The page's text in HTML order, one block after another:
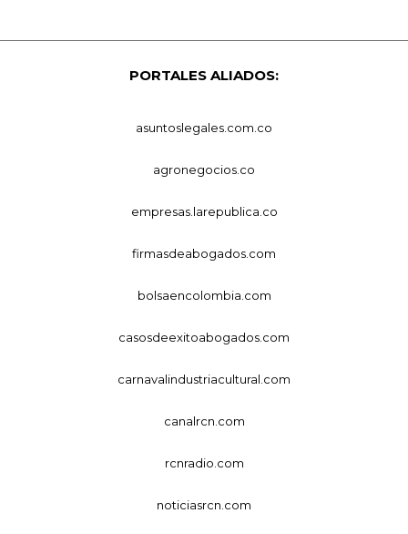
PORTALES ALIADOS:
asuntoslegales.com.co
agronegocios.co
empresas.larepublica.co
firmasdeabogados.com
bolsaencolombia.com
casosdeexitoabogados.com
carnavalindustriacultural.com
canalrcn.com
rcnradio.com
noticiasrcn.com